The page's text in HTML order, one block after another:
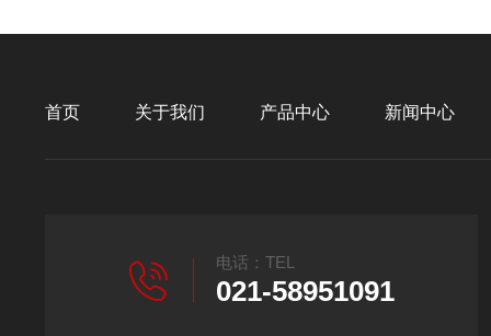
首页 关于我们 产品中心 新闻中心
电话：TEL
021-58951091